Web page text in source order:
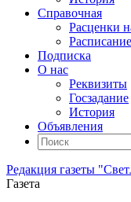
Справочная
Расценки
Подписка
О нас
Реквизиты
Госзадание
История
Объявления
Поиск
Искать:
Редакция газеты
Газета